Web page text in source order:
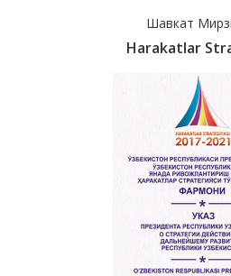
Шавкат
Harakatlar